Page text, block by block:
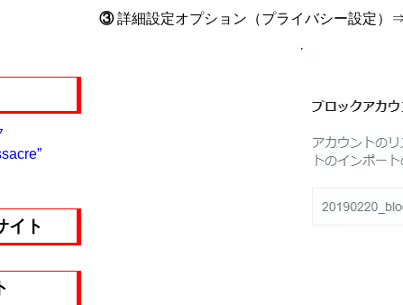
イト
③詳細設定オプション（プライバシー設定）